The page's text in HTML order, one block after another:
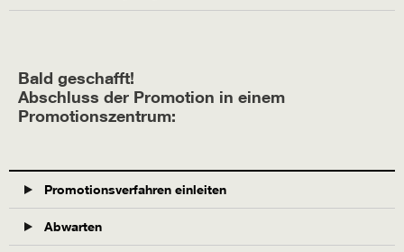
Bald geschafft!
Abschluss der Promotion in einem
Promotionszentrum:
Promotionsverfahren einleiten
Abwarten